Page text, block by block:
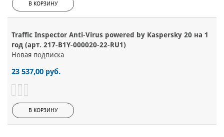
В КОРЗИНУ
Traffic Inspector Anti-Virus powered by Kaspersky 20 на 1
год (арт. 217-B1Y-000020-22-RU1)
Новая подписка
23 537,00 руб.
В КОРЗИНУ